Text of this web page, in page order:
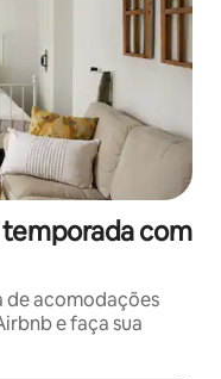
com
de acomodações
e faça sua